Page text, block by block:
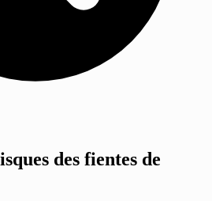
des fientes de